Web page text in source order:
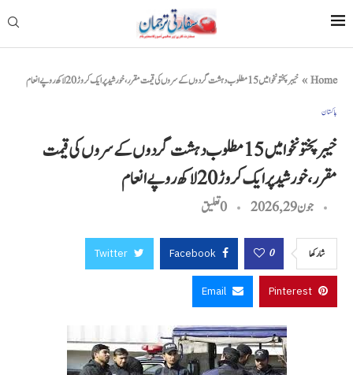
Home
» خیبرپختونخوا میں 15 مطلوب دہشت گردوں کے سروں کی قیمت مقرر، خورشید پر ایک کروڑ 20 لاکھ روپے انعام
پاکستان
خیبرپختونخوا میں 15 مطلوب دہشت گردوں کے سروں کی قیمت
مقرر، خورشید پر ایک کروڑ 20 لاکھ روپے انعام
جون 29, 2026 0 تعليق
شاركها 0
Facebook
Twitter
Pinterest
Email